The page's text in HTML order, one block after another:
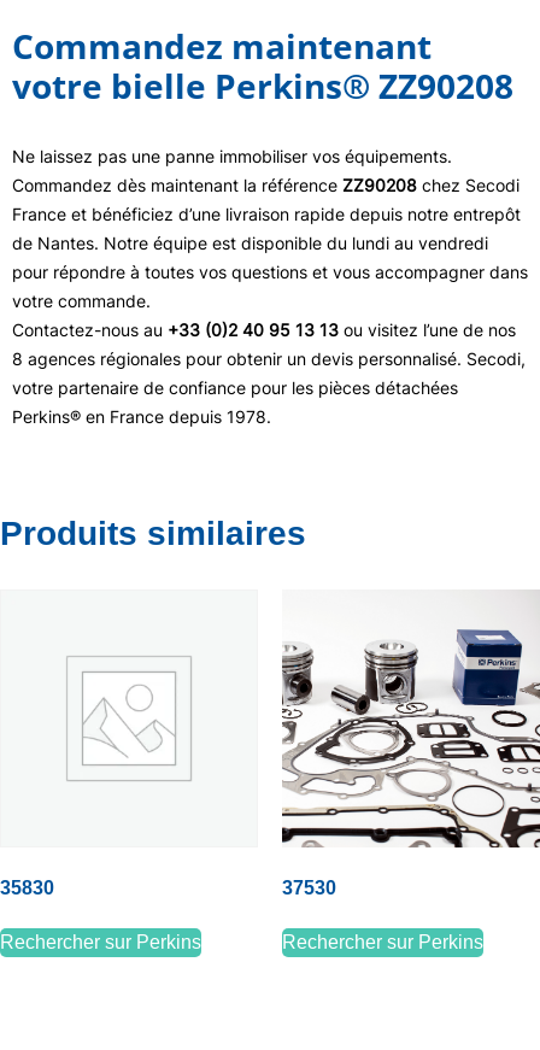
Commandez maintenant
votre bielle Perkins® ZZ90208
Ne laissez pas une panne immobiliser vos équipements.
Commandez dès maintenant la référence ZZ90208 chez Secodi
France et bénéficiez d’une livraison rapide depuis notre entrepôt
de Nantes. Notre équipe est disponible du lundi au vendredi
pour répondre à toutes vos questions et vous accompagner dans
votre commande.
Contactez-nous au +33 (0)2 40 95 13 13 ou visitez l’une de nos
8 agences régionales pour obtenir un devis personnalisé. Secodi,
votre partenaire de confiance pour les pièces détachées
Perkins® en France depuis 1978.
Produits similaires
35830
Rechercher sur Perkins
37530
Rechercher sur Perkins